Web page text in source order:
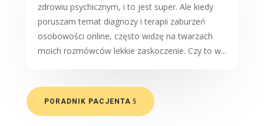
zdrowiu psychicznym, i to jest super. Ale kiedy
poruszam temat diagnozy i terapii zaburzeń
osobowości online, często widzę na twarzach
moich rozmówców lekkie zaskoczenie. Czy to w...
PORADNIK PACJENTA